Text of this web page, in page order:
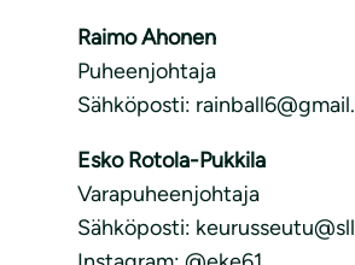
Raimo Ahonen
Puheenjohtaja
Sähköposti:
Esko Rotola-Pukkila
Varapuheenjohtaja
Sähköposti: